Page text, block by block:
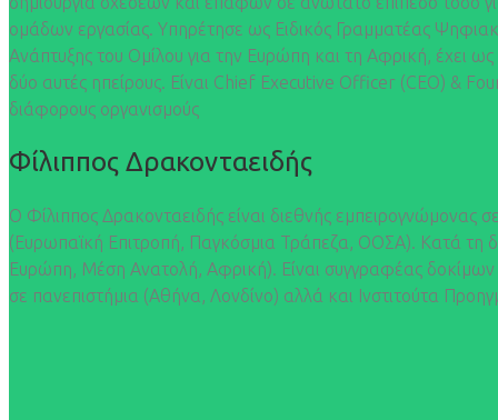
ομάδων εργασίας. Υπηρέτησε ως Ειδικός Γραμματέας
Ανάπτυξης του Ομίλου για την Ευρώπη και τη Αφρική, έχει
δύο αυτές ηπείρους. Είναι Chief Executive Officer (CEO) &
διάφορους οργανισμούς
Φίλιππος Δρακονταειδής
Ο Φίλιππος Δρακονταειδής είναι διεθνής εμπειρογνώμονας
(Ευρωπαϊκή Επιτροπή, Παγκόσμια Τράπεζα, ΟΟΣΑ). Κατά τη
Ευρώπη, Μέση Ανατολή, Αφρική). Είναι συγγραφέας δοκίμων
σε πανεπιστήμια (Αθήνα, Λονδίνο) αλλά και Ινστιτούτα